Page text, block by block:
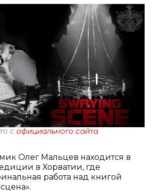
с официального сайта
Олег Мальцев находится в
в Хорватии, где
работа над книгой